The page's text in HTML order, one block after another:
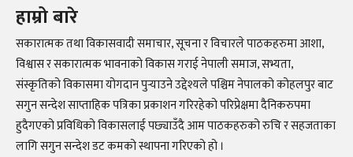
हाम्रो बारे
सकारात्मक तथा विकासवादी समाचार, सूचना र विचारले पाठकहरुमा आशा,
विश्वास र सकारात्मक भावनाको विकास गराई नेपाली समाज, सभ्यता,
संस्कृतिको विकासमा योगदान पुर्‍याउने उद्देश्यले पश्चिम नेपालको कोहलपुर बाट
सगुन सन्देश साप्ताहिक पत्रिका प्रकाशन गरिरहेको परिप्रेक्षमा दैनिकरुपमा
हुदैगएको प्रविधिको विकासलाई पछ्याउँदै आम पाठकहरुको रुचि र सहजताका
लागि सगुन सन्देश डट कमको स्थापना गरिएको हो ।